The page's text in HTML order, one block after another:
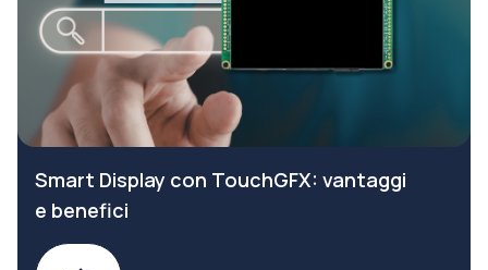
Smart Display con TouchGFX: vantaggi
e benefici